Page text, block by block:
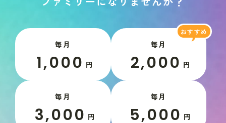
毎月
1,000 円
毎月
2,000 円
毎月
3,000 円
毎月
5,000 円